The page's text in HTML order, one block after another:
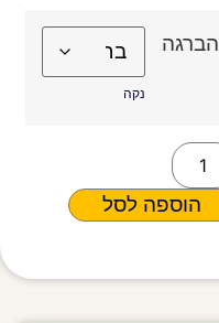
הברגה
נקה
הוספה לסל